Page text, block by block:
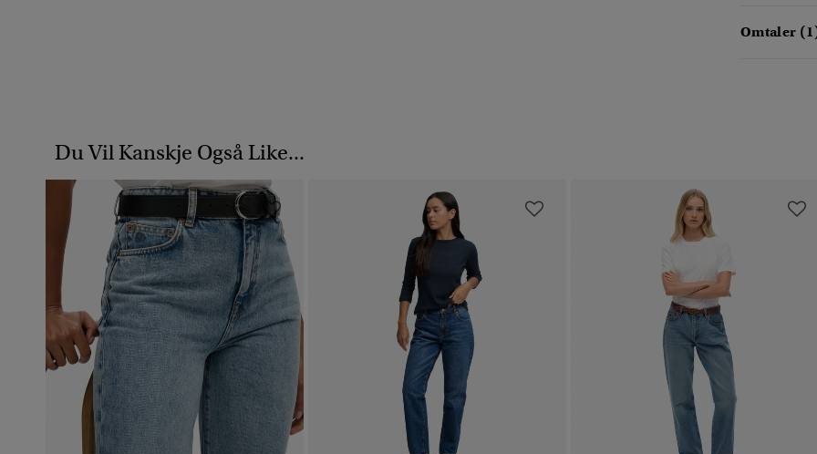
Omtaler
Du Vil Kanskje Også Like...